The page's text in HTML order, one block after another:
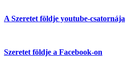
A Szeretet földje youtube-csatornája
Szeretet földje a Facebook-on